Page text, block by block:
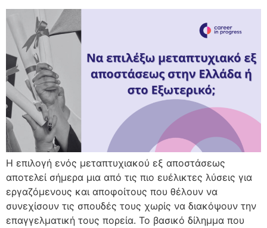
Η επιλογή ενός μεταπτυχιακού εξ αποστάσεως
αποτελεί σήμερα μια από τις πιο ευέλικτες λύσεις για
εργαζόμενους και αποφοίτους που θέλουν να
συνεχίσουν τις σπουδές τους χωρίς να διακόψουν την
επαγγελματική τους πορεία. Το βασικό δίλημμα που